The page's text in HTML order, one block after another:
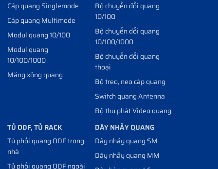
Cáp quang Singlemode
Cáp quang Multimode
Modul quang 10/100
Modul quang
10/100/1000
Măng xông quang
Bộ chuyển đổi quang
10/100
Bộ chuyển đổi quang
10/100/1000
Bộ chuyển đổi quang
thoại
Bộ treo, neo cáp quang
Switch quang Antenna
Bộ thu phát Video quang
TỦ ODF, TỦ RACK
Tủ phối quang ODF trong
nhà
Tủ phối quang ODF ngoài
DÂY NHẢY QUANG
Dây nhảy quang SM
Dây nhảy quang MM